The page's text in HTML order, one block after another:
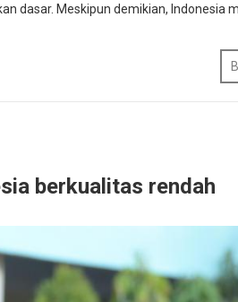
dasar. Meskipun demikian, Indonesia
berkualitas rendah